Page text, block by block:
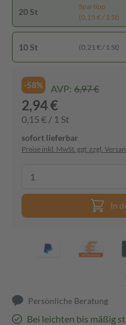
20 St
Spartipp
(0,15 € / 1 St)
10 St (0,21 € / 1 St)
-58% AVP: 6,97 €
2,94 €
0,15 € / 1 St
sofort lieferbar
Preise inkl. MwSt. ggf. zzgl.
In
Persönliche Beratung
Bei leichten bis mäßig